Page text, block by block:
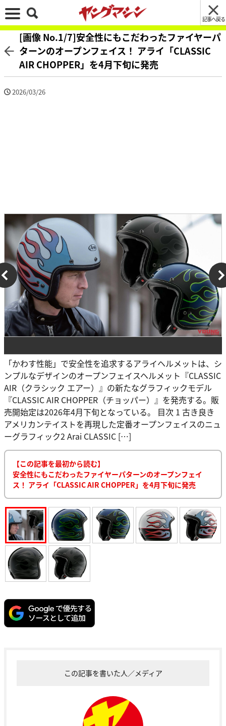
記事へ戻る
[画像 No.1/7]安全性にもこだわったファイヤーパ
ターンのオープンフェイス！ アライ「CLASSIC
AIR CHOPPER」を4月下旬に発売
2026/03/26
「かわす性能」で安全性を追求するアライヘルメットは、シ
ンプルなデザインのオープンフェイスヘルメット『CLASSIC
AIR（クラシック エアー）』の新たなグラフィックモデル
『CLASSIC AIR CHOPPER（チョッパー）』を発売する。販
売開始定は2026年4月下旬となっている。 目次 1 古き良き
アメリカンテイストを再現した定番オープンフェイスのニュ
ーグラフィック2 Arai CLASSIC […]
【この記事を最初から読む】
安全性にもこだわったファイヤーパターンのオープンフェイ
ス！ アライ「CLASSIC AIR CHOPPER」を4月下旬に発売
この記事を書いた人／メディア